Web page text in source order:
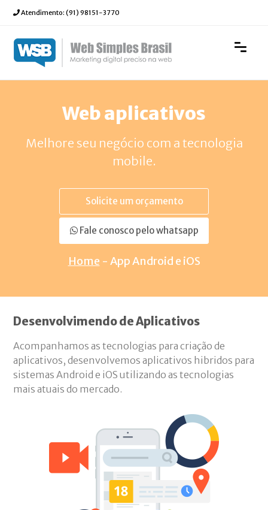
Atendimento:(91) 98151-3770
Web aplicativos
Melhore seu negócio com a tecnologia
mobile.
Solicite um orçamento
Fale conosco pelo whatsapp
Home - App Android e iOS
Desenvolvimendo de Aplicativos
Acompanhamos as tecnologias para criação de
aplicativos, desenvolvemos aplicativos hibridos para
sistemas Android e iOS utilizando as tecnologias
mais atuais do mercado.